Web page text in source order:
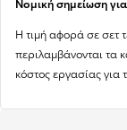
Νομική σημείωση για
Η τιμή αφορά σε σετ
περιλαμβάνονται τα
κόστος εργασίας για